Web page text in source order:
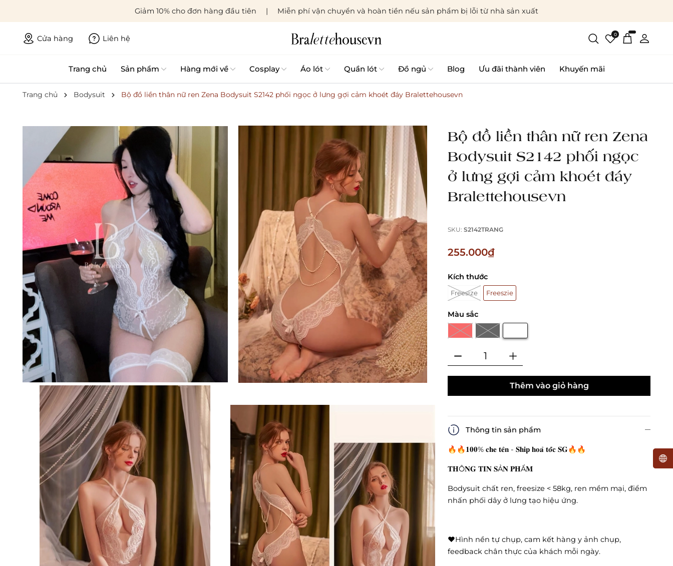
Giảm 10% cho đơn hàng đầu tiên Miễn phí vận chuyển và hoàn tiền nếu sản phẩm bị lỗi từ nhà sản xuất
Cửa hàng Liên hệ 0
Trang chủ Sản phẩm Hàng mới về Cosplay Áo lót Quần lót Đồ ngủ Blog Ưu đãi thành viên Khuyến mãi
Trang chủ Bodysuit Bộ đồ liền thân nữ ren Zena Bodysuit S2142 phối ngọc ở lưng gợi cảm khoét đáy Bralettehousevn
Bộ đồ liền thân nữ ren Zena
Bodysuit S2142 phối ngọc
ở lưng gợi cảm khoét đáy
Bralettehousevn
SKU:S2142TRANG
255.000₫
Kích thước
Freesize Freeszie
Màu sắc
Thêm vào giỏ hàng
Thông tin sản phẩm
🔥🔥𝟏𝟎𝟎% 𝐜𝐡𝐞 𝐭𝐞̂𝐧 - 𝐒𝐡𝐢𝐩 𝐡𝐨𝐚̉ 𝐭𝐨̂́𝐜 𝐒𝐆🔥🔥
𝐓𝐇Ô𝐍𝐆 𝐓𝐈𝐍 𝐒Ả𝐍 𝐏𝐇Ẩ𝐌
Bodysuit chất ren, freesize < 58kg, ren mềm mại, điểm
nhấn phối dây ở lưng tạo hiệu ứng.
❤️Hình nền tự chụp, cam kết hàng y ảnh chụp,
feedback chân thực của khách mỗi ngày.